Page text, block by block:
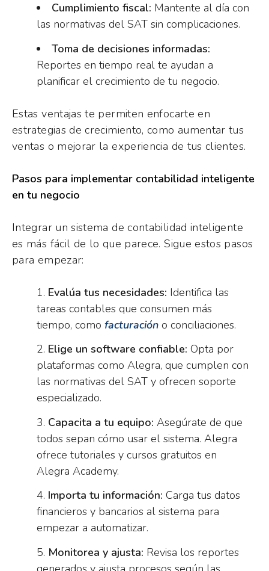
Cumplimiento fiscal: Mantente al día con
las normativas del SAT sin complicaciones.
Toma de decisiones informadas:
Reportes en tiempo real te ayudan a
planificar el crecimiento de tu negocio.
Estas ventajas te permiten enfocarte en
estrategias de crecimiento, como aumentar tus
ventas o mejorar la experiencia de tus clientes.
Pasos para implementar contabilidad inteligente
en tu negocio
Integrar un sistema de contabilidad inteligente
es más fácil de lo que parece. Sigue estos pasos
para empezar:
Evalúa tus necesidades: Identifica las
tareas contables que consumen más
tiempo, como facturacióno conciliaciones.
Elige un software confiable: Opta por
plataformas como Alegra, que cumplen con
las normativas del SAT y ofrecen soporte
especializado.
Capacita a tu equipo: Asegúrate de que
todos sepan cómo usar el sistema. Alegra
ofrece tutoriales y cursos gratuitos en
Alegra Academy.
Importa tu información: Carga tus datos
financieros y bancarios al sistema para
empezar a automatizar.
Monitorea y ajusta: Revisa los reportes